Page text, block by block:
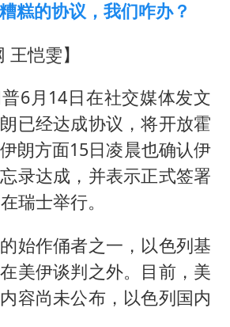
糕的协议，我们咋办？
王恺雯】
6月14日在社交媒体发文
已经达成协议，将开放霍
朗方面15日凌晨也确认伊
录达成，并表示正式签署
瑞士举行。
始作俑者之一，以色列基
美伊谈判之外。目前，美
容尚未公布，以色列国内